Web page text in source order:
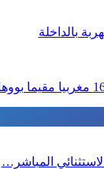
بالداخلة
المباشر…